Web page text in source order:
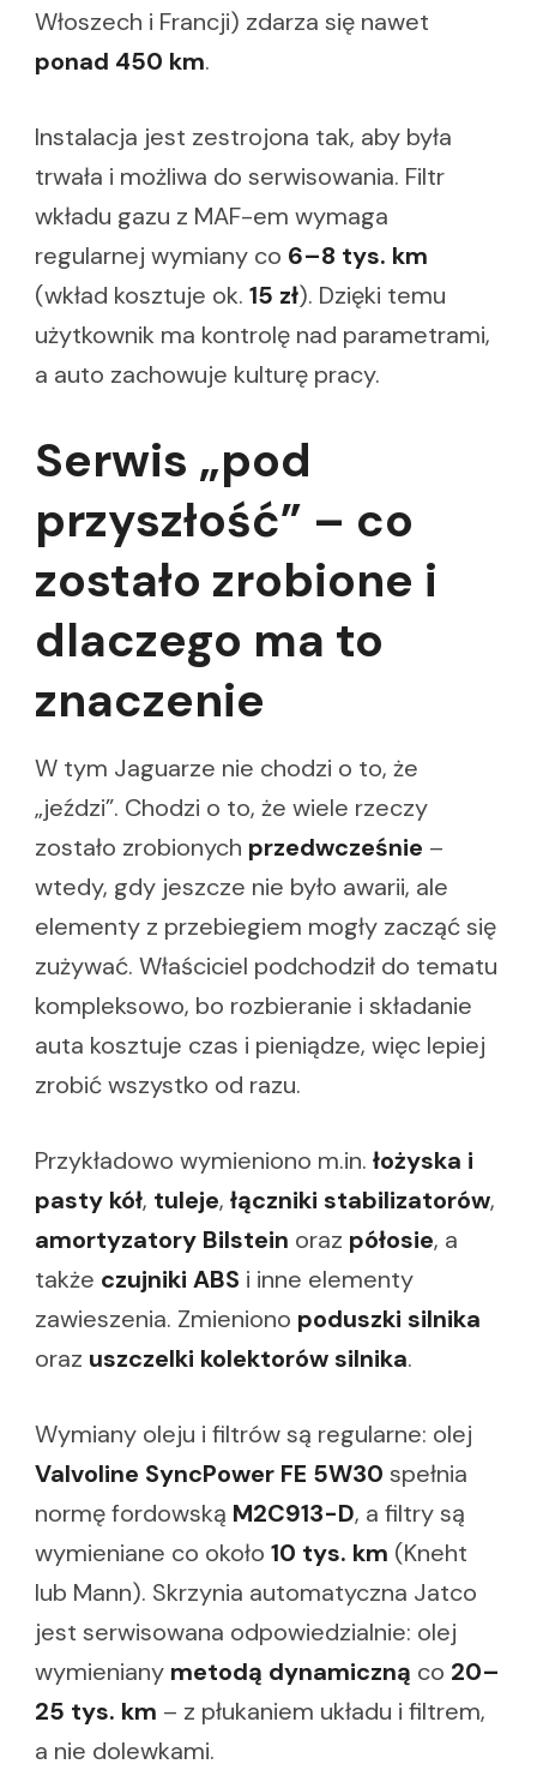
Włoszech i Francji) zdarza się nawet
ponad 450 km.
Instalacja jest zestrojona tak, aby była
trwała i możliwa do serwisowania. Filtr
wkładu gazu z MAF-em wymaga
regularnej wymiany co 6–8 tys. km
(wkład kosztuje ok. 15 zł). Dzięki temu
użytkownik ma kontrolę nad parametrami,
a auto zachowuje kulturę pracy.
Serwis „pod
przyszłość” – co
zostało zrobione i
dlaczego ma to
znaczenie
W tym Jaguarze nie chodzi o to, że
„jeździ”. Chodzi o to, że wiele rzeczy
zostało zrobionych przedwcześnie –
wtedy, gdy jeszcze nie było awarii, ale
elementy z przebiegiem mogły zacząć się
zużywać. Właściciel podchodził do tematu
kompleksowo, bo rozbieranie i składanie
auta kosztuje czas i pieniądze, więc lepiej
zrobić wszystko od razu.
Przykładowo wymieniono m.in. łożyska i
pasty kół, tuleje, łączniki stabilizatorów,
amortyzatory Bilstein oraz półosie, a
także czujniki ABS i inne elementy
zawieszenia. Zmieniono poduszki silnika
oraz uszczelki kolektorów silnika.
Wymiany oleju i filtrów są regularne: olej
Valvoline SyncPower FE 5W30 spełnia
normę fordowską M2C913-D, a filtry są
wymieniane co około 10 tys. km (Kneht
lub Mann). Skrzynia automatyczna Jatco
jest serwisowana odpowiedzialnie: olej
wymieniany metodą dynamiczną co 20–
25 tys. km – z płukaniem układu i filtrem,
a nie dolewkami.